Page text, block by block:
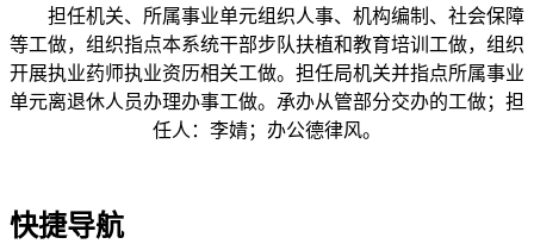
担任机关、所属事业单元组织人事、机构编制、社会保障
等工做，组织指点本系统干部步队扶植和教育培训工做，组织
开展执业药师执业资历相关工做。担任局机关并指点所属事业
单元离退休人员办理办事工做。承办从管部分交办的工做；担
任人：李婧；办公德律风。
快捷导航